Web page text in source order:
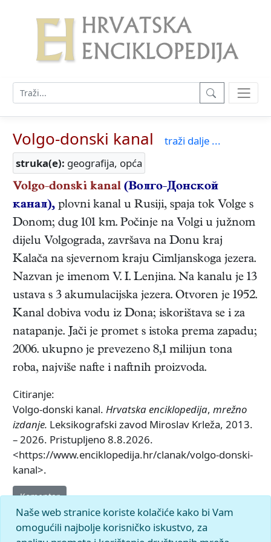
Volgo-donski kanal
traži dalje ...
struka(e): geografija, opća
Volgo-donski kanal (Волго-Донской
канал), plovni kanal u Rusiji, spaja tok Volge s
Donom; dug 101 km. Počinje na Volgi u južnom
dijelu Volgograda, završava na Donu kraj
Kalača na sjevernom kraju Cimljanskoga jezera.
Nazvan je imenom V. I. Lenjina. Na kanalu je 13
ustava s 3 akumulacijska jezera. Otvoren je 1952.
Kanal dobiva vodu iz Dona; iskorištava se i za
natapanje. Jači je promet s istoka prema zapadu;
2006. ukupno je prevezeno 8,1 milijun tona
roba, najviše nafte i naftnih proizvoda.
Citiranje:
Volgo-donski kanal. Hrvatska enciklopedija, mrežno
izdanje. Leksikografski zavod Miroslav Krleža, 2013.
– 2026. Pristupljeno 8.8.2026.
<https://www.enciklopedija.hr/clanak/volgo-donski-
kanal>.
Komentar
Naše web stranice koriste kolačiće kako bi Vam
omogućili najbolje korisničko iskustvo, za